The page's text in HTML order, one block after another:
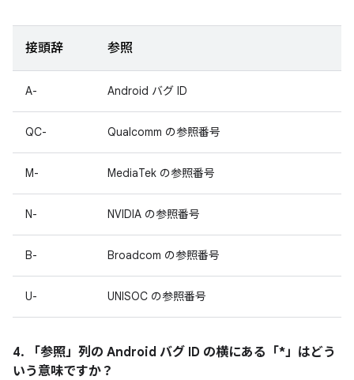
接頭辞 参照
A- Android バグ ID
QC- Qualcomm の参照番号
M- MediaTek の参照番号
N- NVIDIA の参照番号
B- Broadcom の参照番号
U- UNISOC の参照番号
4. 「参照」 列の Android バグ ID の横にある「*」はどう
いう意味ですか？